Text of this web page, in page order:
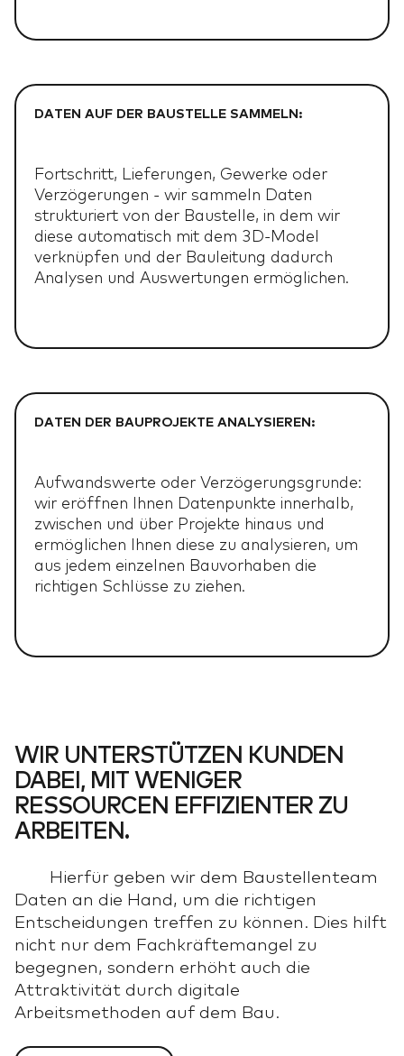
DATEN AUF DER BAUSTELLE SAMMELN:
Fortschritt, Lieferungen, Gewerke oder
Verzögerungen - wir sammeln Daten
strukturiert von der Baustelle, in dem wir
diese automatisch mit dem 3D-Model
verknüpfen und der Bauleitung dadurch
Analysen und Auswertungen ermöglichen.
DATEN DER BAUPROJEKTE ANALYSIEREN:
Aufwandswerte oder Verzögerungsgrunde:
wir eröffnen Ihnen Datenpunkte innerhalb,
zwischen und über Projekte hinaus und
ermöglichen Ihnen diese zu analysieren, um
aus jedem einzelnen Bauvorhaben die
richtigen Schlüsse zu ziehen.
WIR UNTERSTÜTZEN KUNDEN
DABEI, MIT WENIGER
RESSOURCEN EFFIZIENTER ZU
ARBEITEN.
Hierfür geben wir dem Baustellenteam
Daten an die Hand, um die richtigen
Entscheidungen treffen zu können. Dies hilft
nicht nur dem Fachkräftemangel zu
begegnen, sondern erhöht auch die
Attraktivität durch digitale
Arbeitsmethoden auf dem Bau.
01
VORTEILE
VORTEILE
KUNDENSTIMMEN
KUNDENSTIMMEN
EVENTS
EVENTS
WEBINARE
WEBINARE
JOBS
JOBS
BLOG
09 BLOG